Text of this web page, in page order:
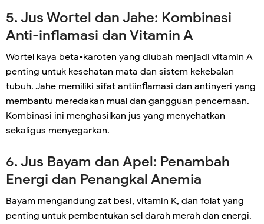
5. Jus Wortel dan Jahe: Kombinasi
Anti-inflamasi dan Vitamin A
Wortel kaya beta-karoten yang diubah menjadi vitamin A
penting untuk kesehatan mata dan sistem kekebalan
tubuh. Jahe memiliki sifat antiinflamasi dan antinyeri yang
membantu meredakan mual dan gangguan pencernaan.
Kombinasi ini menghasilkan jus yang menyehatkan
sekaligus menyegarkan.
6. Jus Bayam dan Apel: Penambah
Energi dan Penangkal Anemia
Bayam mengandung zat besi, vitamin K, dan folat yang
penting untuk pembentukan sel darah merah dan energi.